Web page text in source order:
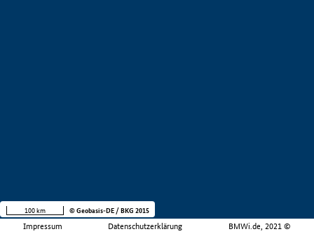
Impressum Datenschutzerklärung BMWi.de, 2021 ©
100 km © Geobasis-DE / BKG 2015